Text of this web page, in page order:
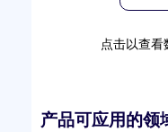
点击以查
产品可应用的领